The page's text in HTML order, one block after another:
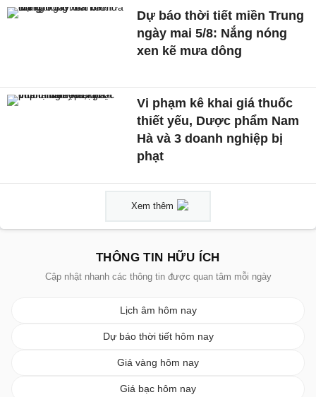
Dự báo thời tiết miền Trung
ngày mai 5/8: Nắng nóng
xen kẽ mưa dông
Vi phạm kê khai giá thuốc
thiết yếu, Dược phẩm Nam
Hà và 3 doanh nghiệp bị
phạt
Xem thêm
THÔNG TIN HỮU ÍCH
Cập nhật nhanh các thông tin được quan tâm mỗi ngày
Lịch âm hôm nay
Dự báo thời tiết hôm nay
Giá vàng hôm nay
Giá bạc hôm nay